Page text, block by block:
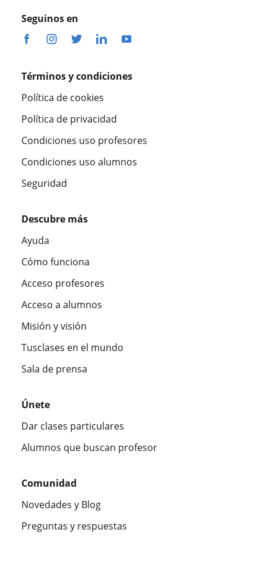
Seguinos en
Términos y condiciones
Política de cookies
Política de privacidad
Condiciones uso profesores
Condiciones uso alumnos
Seguridad
Descubre más
Ayuda
Cómo funciona
Acceso profesores
Acceso a alumnos
Misión y visión
Tusclases en el mundo
Sala de prensa
Únete
Dar clases particulares
Alumnos que buscan profesor
Comunidad
Novedades y Blog
Preguntas y respuestas